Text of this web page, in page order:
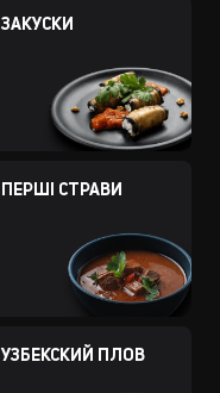
ЗАКУСКИ
ПЕРШI СТРАВИ
УЗБЕКСКИЙ ПЛОВ